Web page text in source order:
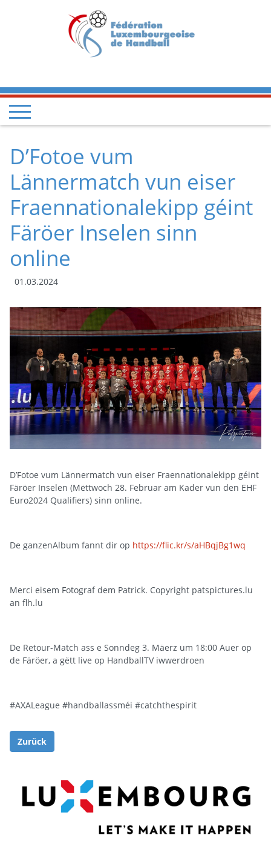
D’Fotoe vum
Lännermatch vun eiser
Fraennationalekipp géint
Färöer Inselen sinn
online
01.03.2024
D’Fotoe vum Lännermatch vun eiser Fraennationalekipp géint
Färöer Inselen (Mëttwoch 28. Februar am Kader vun den EHF
Euro2024 Qualifiers) sinn online.
De ganzenAlbum fannt dir op https://flic.kr/s/aHBqjBg1wq
Merci eisem Fotograf dem Patrick. Copyright patspictures.lu
an flh.lu
De Retour-Match ass e Sonndeg 3. Mäerz um 18:00 Auer op
de Färöer, a gëtt live op HandballTV iwwerdroen
#AXALeague #handballassméi #catchthespirit
Zurück